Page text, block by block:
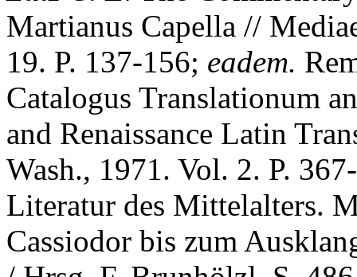
Martianus Capella //
19. P. 137-156; eadem.
Catalogus Translationum
and Renaissance Latin
Wash., 1971. Vol. 2. P.
Literatur des Mittelalters.
Cassiodor bis zum